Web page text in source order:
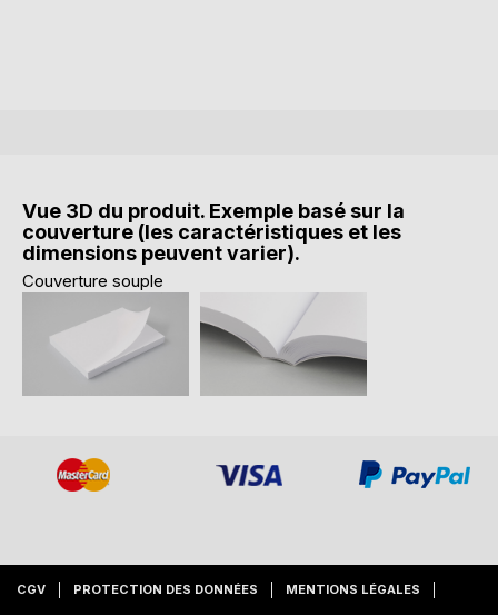
Vue 3D du produit. Exemple basé sur la
couverture (les caractéristiques et les
dimensions peuvent varier).
Couverture souple
CGV PROTECTION DES DONNÉES MENTIONS LÉGALES